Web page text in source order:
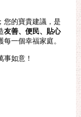
您的寶貴建議，是
友善、便民、貼心
一個幸福家庭。
如意！